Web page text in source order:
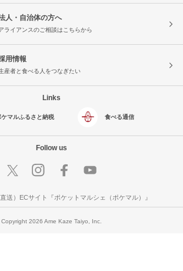
人・自治体の方へ
ライアンスのご相談はこちらから
用情報
産者と食べる人をつなぎたい
Links
ケマルふるさと納税 食べる通信
Follow us
送）ECサイト『ポケットマルシェ（ポケマル）』
Copyright 2026 Ame Kaze Taiyo, Inc.